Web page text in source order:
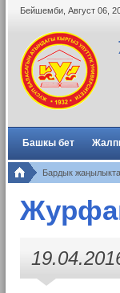
Бейшемби Август 06
Башкы бет
Бардык